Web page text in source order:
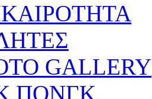
GALLERY
ΠΟΝΓΚ